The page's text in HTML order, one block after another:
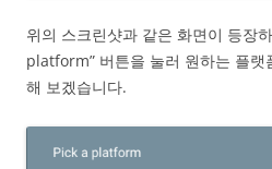
위의 스크린샷과 같은 화면이 등장
platform” 버튼을 눌러 원하는 플랫
해 보겠습니다.